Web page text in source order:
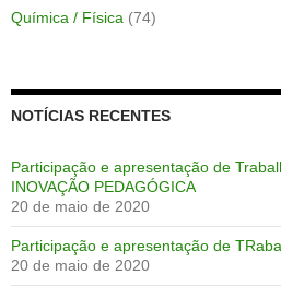
Química / Física (74)
NOTÍCIAS RECENTES
Participação e apresentação de
INOVAÇÃO PEDAGÓGICA
20 de maio de 2020
Participação e apresentação de
20 de maio de 2020